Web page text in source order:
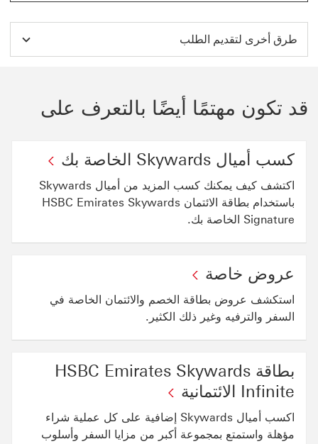
طرق أخرى لتقديم الطلب
قد تكون مهتمًا أيضًا بالتعرف على
كسب أميال Skywards الخاصة بك
اكتشف كيف يمكنك كسب المزيد من أميال Skywards
باستخدام بطاقة الائتمان HSBC Emirates Skywards
Signature الخاصة بك.
عروض خاصة
استكشف عروض بطاقة الخصم والائتمان الخاصة في
السفر والترفيه وغير ذلك الكثير.
بطاقة HSBC Emirates Skywards
Infinite الائتمانية
اكسب أميال Skywards إضافية على كل عملية شراء
مؤهلة واستمتع بمجموعة أكبر من مزايا السفر وأسلوب